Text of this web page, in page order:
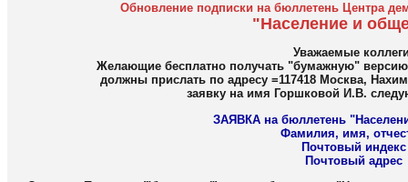
Обновление подписки на бюллетень Центра
"Население и
Уважаемые
Желающие бесплатно получать "бумажную"
должны прислать по адресу =117418 Москва,
заявку на имя Горшковой И.В.
ЗАЯВКА на бюллетень
Фамилия, имя,
Почтовый индекс
Почтовый адрес